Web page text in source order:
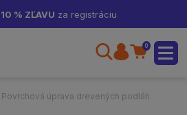
10 % ZĽAVU za registráciu
0
Povrchová úprava drevených podláh